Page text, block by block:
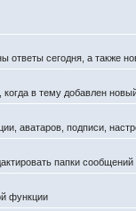
ответы сегодня, а также
в тему добавлен
аватаров, подписи,
папки
функции